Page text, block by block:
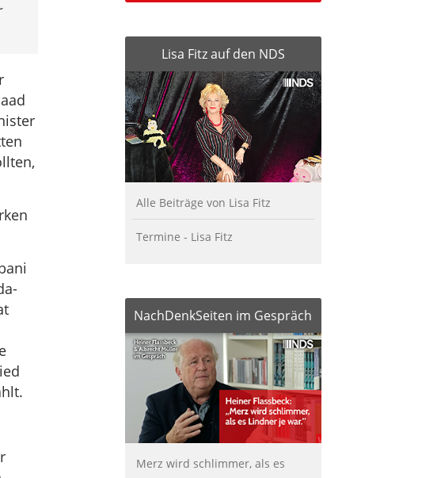
Lisa Fitz auf den NDS
Alle Beiträge von Lisa Fitz
Termine - Lisa Fitz
NachDenkSeiten im Gespräch
Merz wird schlimmer, als es